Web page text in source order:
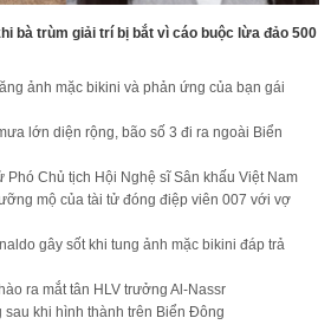
bà trùm giải trí bị bắt vì cáo buộc lừa đảo 500
ảnh mặc bikini và phản ứng của bạn gái
lớn diện rộng, bão số 3 đi ra ngoài Biển
Phó Chủ tịch Hội Nghệ sĩ Sân khấu Việt Nam
mộ của tài tử đóng điệp viên 007 với vợ
gây sốt khi tung ảnh mặc bikini đáp trả
ra mắt tân HLV trưởng Al-Nassr
sau khi hình thành trên Biển Đông